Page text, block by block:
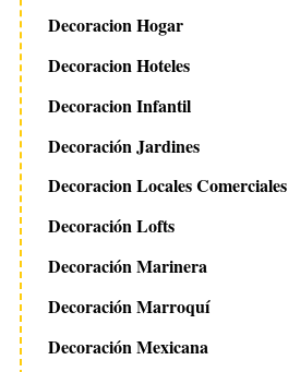
Decoracion Hogar
Decoracion Hoteles
Decoracion Infantil
Decoración Jardines
Decoracion Locales Comerciales
Decoración Lofts
Decoración Marinera
Decoración Marroquí
Decoración Mexicana